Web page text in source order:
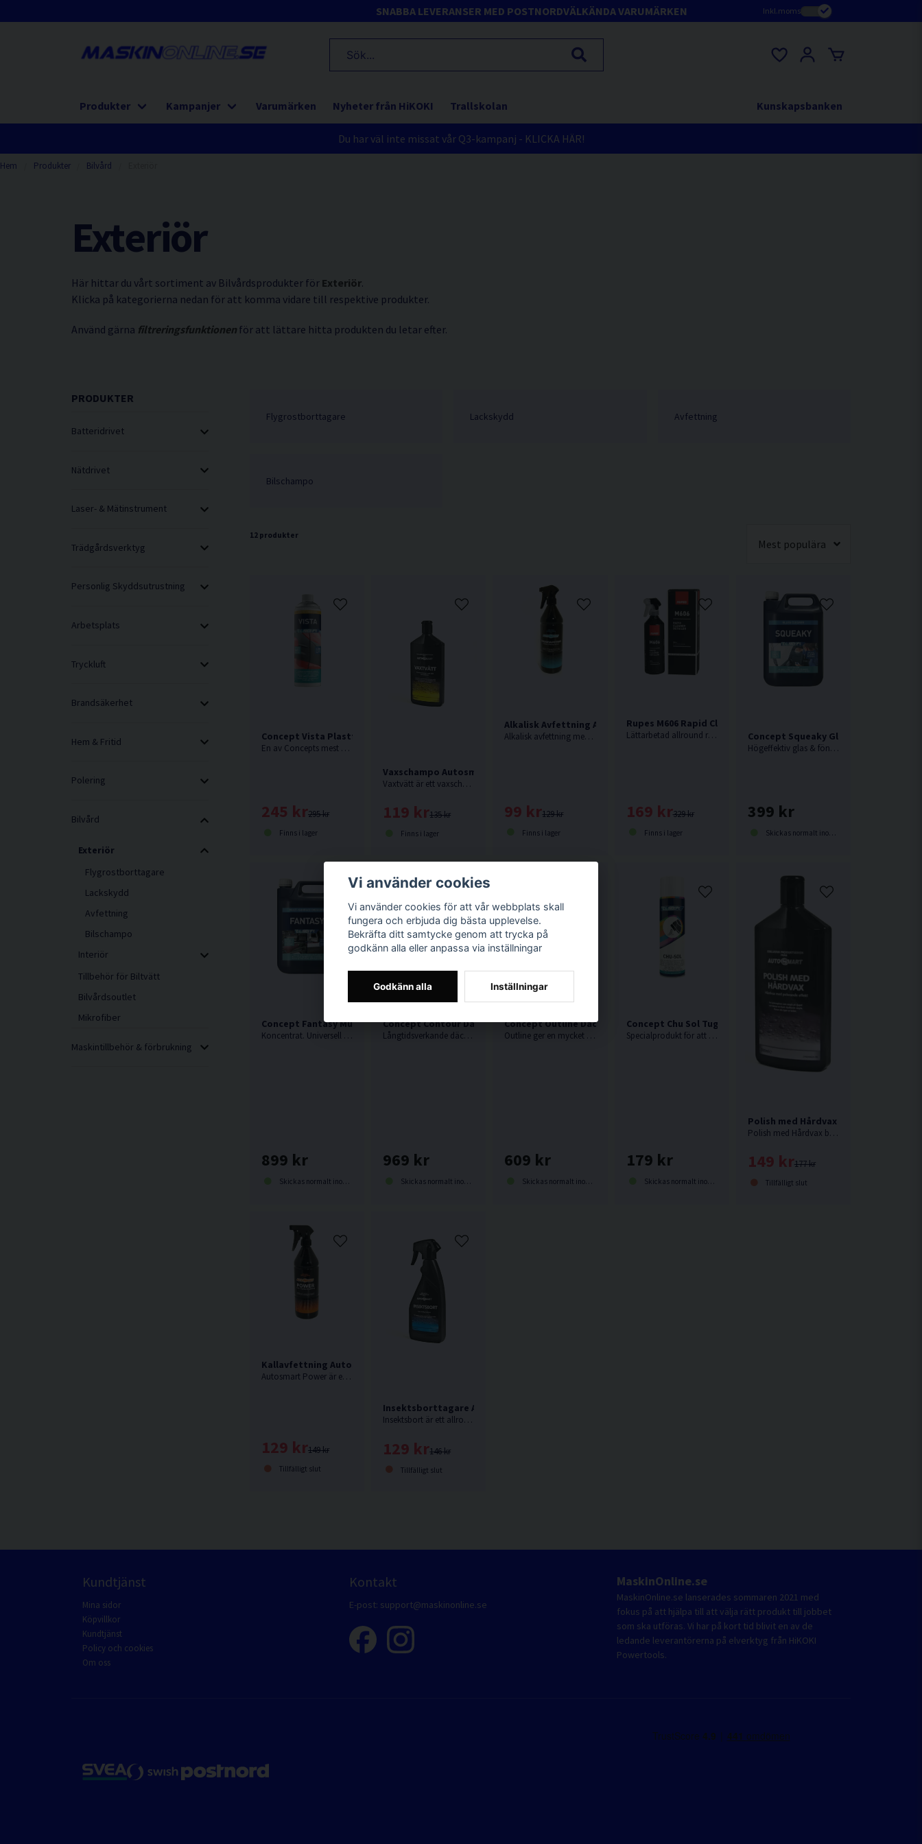
SNABBA LEVERANSER MED POSTNORDVÄLKÄNDA VARUMÄRKEN Inkl.moms
Produkter Kampanjer Varumärken Nyheter från HiKOKI Trallskolan Kunskapsbanken
Du har väl inte missat vår Q3-kampanj - KLICKA HÄR!
Hem Produkter Bilvård
Exteriör
Här hittar du vårt sortiment av Bilvårdsprodukter för Exteriör.
Klicka på kategorierna nedan för att komma vidare till respektive produkter.
Använd gärna filtreringsfunktionen för att lättare hitta produkten du letar efter.
PRODUKTER
Batteridrivet
Nätdrivet
Laser- & Mätinstrument
Trädgårdsverktyg
Personlig Skyddsutrustning
Arbetsplats
Tryckluft
Brandsäkerhet
Hem & Fritid
Polering
Bilvård
Exteriör
Flygrostborttagare
Lackskydd
Avfettning
Bilschampo
Interiör
Tillbehör för Biltvätt
Bilvårdsoutlet
Mikrofiber
Maskintillbehör & förbrukning
Flygrostborttagare Lackskydd Avfettning
Bilschampo
12 produkter
Mest populära
Concept Vista Plastförnyare 500ml
En av Concepts mest kända produkter. Vista renoverar och impregnerar plast, gummi och vinyl. Extremt dryg, kan läggas i lager så att ytan mättas.
295 kr
245 kr
Finns i lager
Vaxschampo Autosmart Vaxtvätt 500ml
Vaxtvätt är ett vaxschampo med extra mycket äkta Carnauba-vax som efterlämnar en hög finish.
135 kr
119 kr
Finns i lager
Alkalisk Avfettning Autosmart Fordonsavfettning 1L
Alkalisk avfettning med vax, Utmärkt till vardaglig tvätt och som lämnar ett skyddande vaxlager
129 kr
99 kr
Finns i lager
Rupes M606 Rapid Cleaner Detailer 500ml
Lättarbetad allround rengöringsspray från Rupes.
329 kr
169 kr
Finns i lager
Concept Squeaky Glasrengöring 5L
Högeffektiv glas & fönsterputs. Bruksfärdig lösning. Ger ett perfekt resultat utan ränder.
399 kr
Skickas normalt inom 1-3 dagar
Concept Fantasy Multidressing 5L
Koncentrat. Universell dressing för plast, vinyl, gummi såväl interiört som exteriört. Spädbar med vatten, högre spädning = lägre glanstal. Rekommenderas!
899 kr
Skickas normalt inom 1-3 dagar
Concept Contour Däck & Vinylglans 5L
Långtidsverkande däck & vinylglans. Rengör och skyddar. Lämnar en halvblank yta som gör däcken som nya. Vattentålig.
969 kr
Skickas normalt inom 1-3 dagar
Concept Outline Däck & Vinylglans 5L
Outline ger en mycket blank och fin yta. Fungerar utmärkt på däcksidor och all utvändig plast. Även utmärkt för gummimattor. Brukslösning.
609 kr
Skickas normalt inom 1-3 dagar
Concept Chu Sol Tuggummiborttagare 450ml
Specialprodukt för att ta bort fastkletat tuggummi och limrester efter dekaler. Även utmärkt för fastbränd asfalt. Aerosol 450 ml.
179 kr
Skickas normalt inom 1-3 dagar
Polish med Hårdvax Autosmart 500ml
Polish med Hårdvax både polerar på djupet och ger en skyddande vaxyta i ett och samma arbetsmoment.
177 kr
149 kr
Tillfälligt slut
Kallavfettning Autosmart Power 1L
Autosmart Power är en tjärlösande avfettning som med fördel används under vintern, men även som punktrengöring under resten av året.
149 kr
129 kr
Tillfälligt slut
Insektsborttagare Autosmart 500ml
Insektsbort är ett allround rengöringsmedel som framförallt avlägsnar fasttorkade insekter men är även mycket effektiv på sav, kåda, sot och gräs.
146 kr
129 kr
Tillfälligt slut
Kundtjänst
Mina sidor
Köpvillkor
Kundtjänst
Policy och cookies
Om oss
Kontakt
E-post: support@maskinonline.se
MaskinOnline.se
MaskinOnline.se lanserades sommaren 2021 med
fokus på att hjälpa till att välja rätt produkt till jobbet
som ska utföras. Vi har på kort tid blivit en av de
ledande leverantörerna på elverktyg från HiKOKI
Powertools.
Vi använder cookies
Vi använder cookies för att vår webbplats skall
fungera och erbjuda dig bästa upplevelse.
Bekräfta ditt samtycke genom att trycka på
godkänn alla eller anpassa via inställningar
Godkänn alla Inställningar